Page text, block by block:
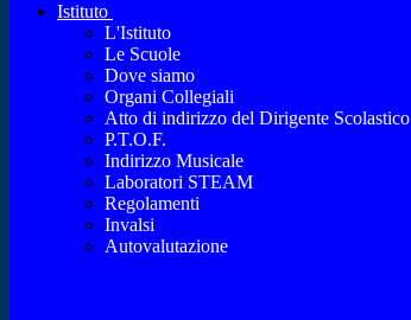
Istituto
L'Istituto
Le Scuole
Dove siamo
Organi Collegiali
Atto di indirizzo del Dirigente Scolastico
P.T.O.F.
Indirizzo Musicale
Laboratori STEAM
Regolamenti
Invalsi
Autovalutazione